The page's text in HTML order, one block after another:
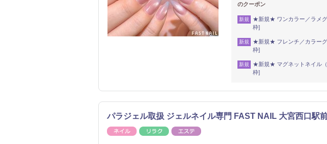
のクーポン
新規
★新規★ ワンカラー／ラメ
枠]
新規
★新規★ フレンチ／カラー
枠]
新規
★新規★ マグネットネイル
枠]
パラジェル取扱 ジェルネイル専門 FAST NAIL 大宮西口駅
ネイル リラク